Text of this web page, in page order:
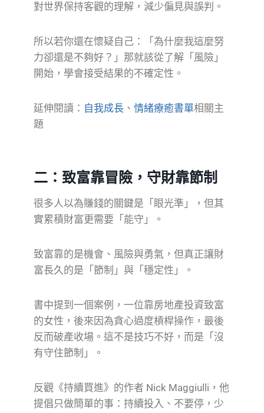
對世界保持客觀的理解，減少偏見與誤判。
所以若你還在懷疑自己：「為什麼我這麼努
力卻還是不夠好？」那就該從了解「風險」
開始，學會接受結果的不確定性。
延伸閱讀： 自我成長 、 情緒療癒書單相關主
題
二：致富靠冒險，守財靠節制
很多人以為賺錢的關鍵是「眼光準」，但其
實累積財富更需要「能守」。
致富靠的是機會、風險與勇氣，但真正讓財
富長久的是「節制」與「穩定性」。
書中提到一個案例，一位靠房地產投資致富
的女性，後來因為貪心過度槓桿操作，最後
反而破產收場。這不是技巧不好，而是「沒
有守住節制」。
反觀《持續買進》的作者 Nick Maggiulli，他
提倡只做簡單的事：持續投入、不要停，少